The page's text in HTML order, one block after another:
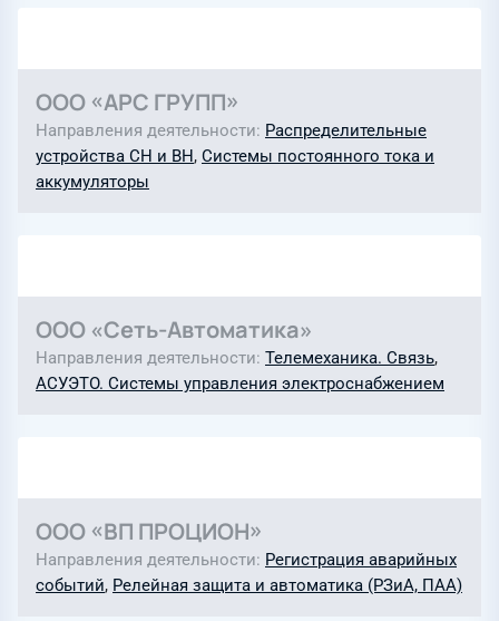
ООО «АРС ГРУПП»
Направления деятельности Распределительные
устройства СН и ВН, Системы постоянного тока и
аккумуляторы
ООО «Сеть-Автоматика»
Направления деятельности Телемеханика. Связь,
АСУЭТО. Системы управления электроснабжением
ООО «ВП ПРОЦИОН»
Направления деятельности Регистрация аварийных
событий, Релейная защита и автоматика (РЗиА, ПАА)